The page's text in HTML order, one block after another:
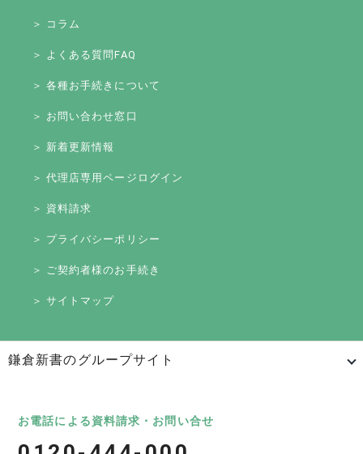
＞ コラム
＞ よくある質問FAQ
＞ 各種お手続きについて
＞ お問い合わせ窓口
＞ 新着更新情報
＞ 代理店専用ページログイン
＞ 資料請求
＞ プライバシーポリシー
＞ ご契約者様のお手続き
＞ サイトマップ
鎌倉新書のグループサイト
いいお墓 Life.（ライフドット） いいお墓-永代供養墓版
いいお墓-ペット霊園版 樹木葬なび
お電話による資料請求・お問い合せ